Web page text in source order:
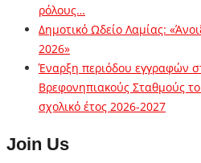
ρόλους…
Δημοτικό Ωδείο Λαμίας:
2026»
Έναρξη περιόδου εγγραφών
Βρεφονηπιακούς Σταθμούς
σχολικό έτος 2026-2027
Join Us